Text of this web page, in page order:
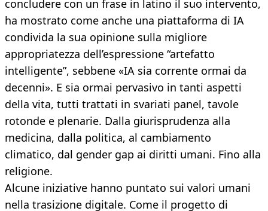
concludere con un frase in latino il suo intervento,
ha mostrato come anche una piattaforma di IA
condivida la sua opinione sulla migliore
appropriatezza dell’espressione “artefatto
intelligente”, sebbene «IA sia corrente ormai da
decenni». E sia ormai pervasivo in tanti aspetti
della vita, tutti trattati in svariati panel, tavole
rotonde e plenarie. Dalla giurisprudenza alla
medicina, dalla politica, al cambiamento
climatico, dal gender gap ai diritti umani. Fino alla
religione.
Alcune iniziative hanno puntato sui valori umani
nella trasizione digitale. Come il progetto di